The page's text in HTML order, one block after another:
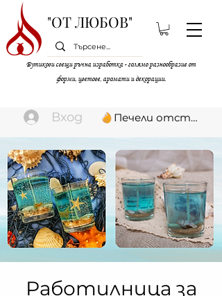
"ОТ ЛЮБОВ"
Бутикови свещи ръчна изработка - голямо разнообразие от
форми, цветове, аромати и декорации.
Вход Печели отстъпки
Работилница за